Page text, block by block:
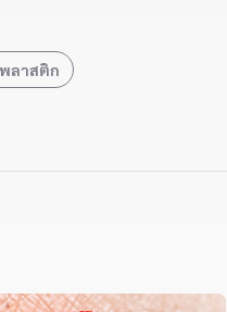
ลาสติก